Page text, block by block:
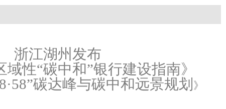
浙江湖州发布
性“碳中和”银行建设指南》
·58”碳达峰与碳中和远景规划 》